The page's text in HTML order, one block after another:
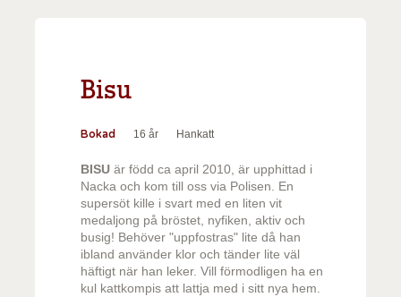
Bisu
Bokad 16 år Hankatt
BISUär född ca april 2010, är upphittad i
Nacka och kom till oss via Polisen. En
supersöt kille i svart med en liten vit
medaljong på bröstet, nyfiken, aktiv och
busig! Behöver "uppfostras" lite då han
ibland använder klor och tänder lite väl
häftigt när han leker. Vill förmodligen ha en
kul kattkompis att lattja med i sitt nya hem.